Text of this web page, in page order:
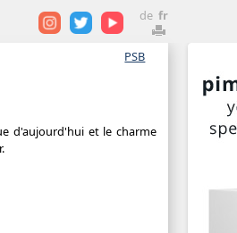
de fr
PSB
d'aujourd'hui et le charme